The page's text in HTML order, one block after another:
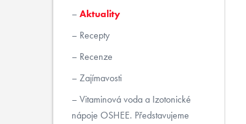
Aktuality
Recepty
Recenze
Zajímavosti
Vitaminová voda a Izotonické
nápoje OSHEE. Představujeme